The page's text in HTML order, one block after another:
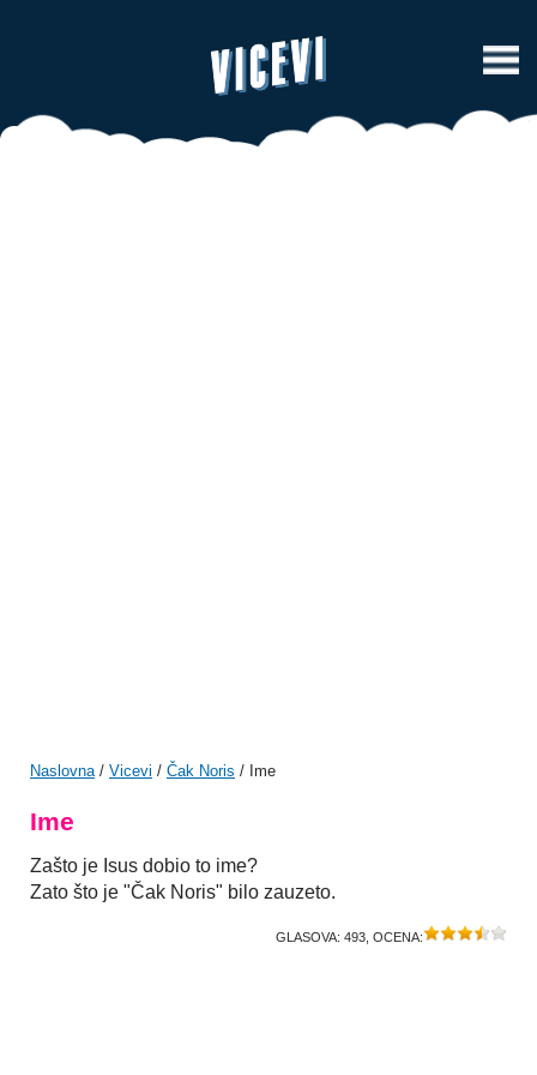
Naslovna/ Vicevi / Čak Noris / Ime
Ime
Zašto je Isus dobio to ime?
Zato što je "Čak Noris" bilo zauzeto.
GLASOVA: 493 , OCENA: